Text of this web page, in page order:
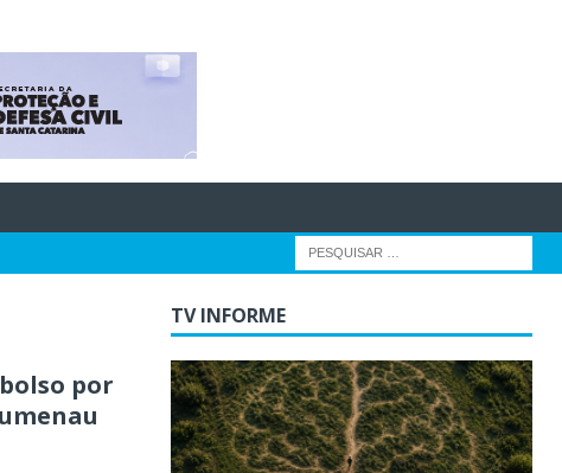
por
TV INFORME